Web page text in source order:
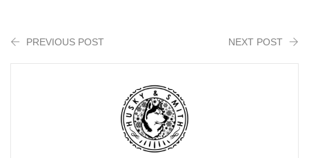
PREVIOUS POST NEXT POST